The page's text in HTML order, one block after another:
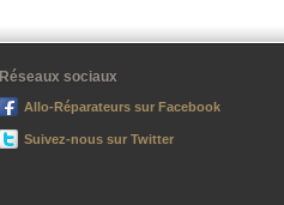
Réseaux sociaux
Allo-Réparateurs sur Facebook
Suivez-nous sur Twitter